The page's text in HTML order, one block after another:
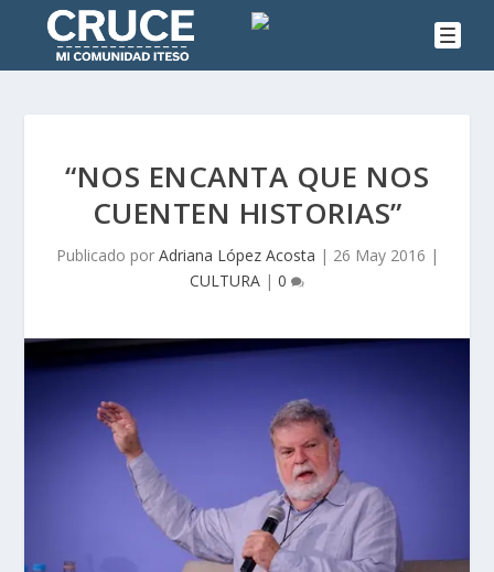
“NOS ENCANTA QUE NOS
CUENTEN HISTORIAS”
Publicado por Adriana López Acosta | 26 May 2016 |
CULTURA | 0